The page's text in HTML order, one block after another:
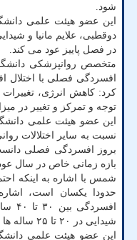
شود.
این عضو هیئت علمی
دوقطبی، علایم مانیا و
در فصل پاییز عود می کند.
متخصص روانپزشکی
افسردگی فصلی با اختلال
کرد: کاهش انرژی،
توجه و تمرکز و تغییر در
این عضو هیئت علمی
نسبت به سایر اختلالات
بروز افسردگی فصلی
بازه زمانی خاص در سال
شمس با اشاره به اینکه
حدودا یکسان است،
شیدایی در ۲۰ تا ۲۵ ساله ها بیشتر دیده می شود.
این عضو هیئت علمی